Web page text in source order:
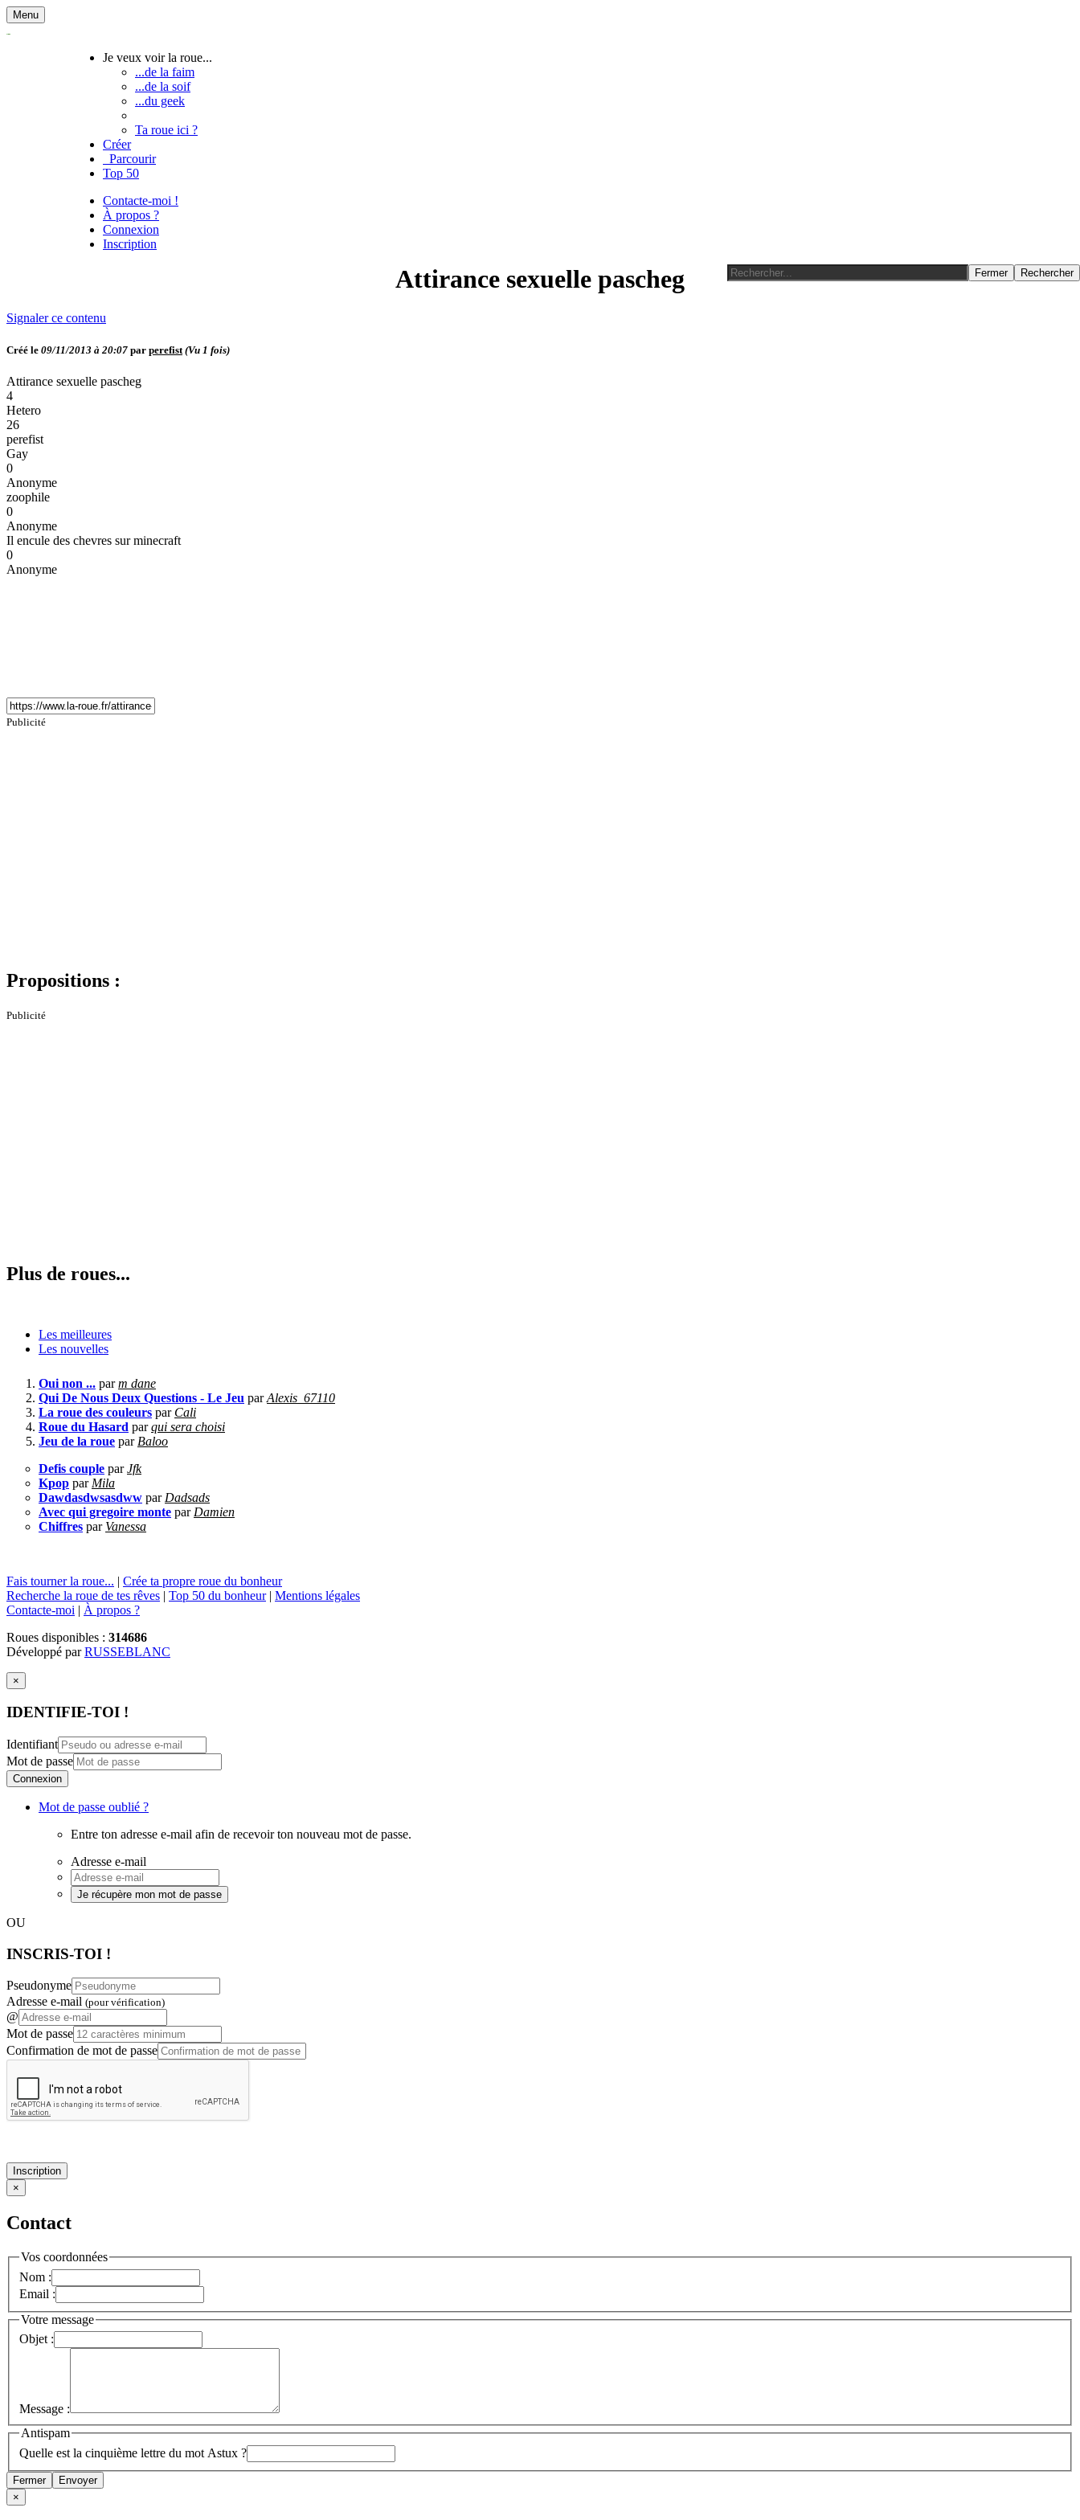
Menu
Je veux voir la roue...
...de la faim
...de la soif
...du geek
Ta roue ici ?
Créer
Parcourir
Top 50
Contacte-moi !
À propos ?
Connexion
Inscription
Fermer Rechercher
Attirance sexuelle pascheg
Signaler ce contenu
Créé le 09/11/2013 à 20:07 par perefist (Vu 1 fois)
Attirance sexuelle pascheg
4
Hetero
26
perefist
Gay
0
Anonyme
zoophile
0
Anonyme
Il encule des chevres sur minecraft
0
Anonyme
Publicité
Propositions :
Publicité
Plus de roues...
Les meilleures
Les nouvelles
Oui non ... parm dane
Qui De Nous Deux Questions - Le Jeu parAlexis_67110
La roue des couleurs par Cali
Roue du Hasard parqui sera choisi
Jeu de la roue par Baloo
Defis couple parJfk
Kpop par Mila
Dawdasdwsasdww par Dadsads
Avec qui gregoire monte par Damien
Chiffres par Vanessa
Fais tourner la roue... | Crée ta propre roue du bonheur
Recherche la roue de tes rêves | Top 50 du bonheur| Mentions légales
Contacte-moi | À propos ?
Roues disponibles : 314686
Développé parRUSSEBLANC
×
IDENTIFIE-TOI !
Identifiant
Mot de passe
Connexion
Mot de passe oublié ?
Entre ton adresse e-mail afin de recevoir ton nouveau mot de passe.
Adresse e-mail
Je récupère mon mot de passe
OU
INSCRIS-TOI !
Pseudonyme
Adresse e-mail (pour vérification)
@
Mot de passe
Confirmation de mot de passe
Inscription
×
Contact
Vos coordonnées
Nom :
Email :
Votre message
Objet :
Message :
Antispam
Quelle est la cinquième lettre du mot Astux ?
Fermer
Envoyer
×